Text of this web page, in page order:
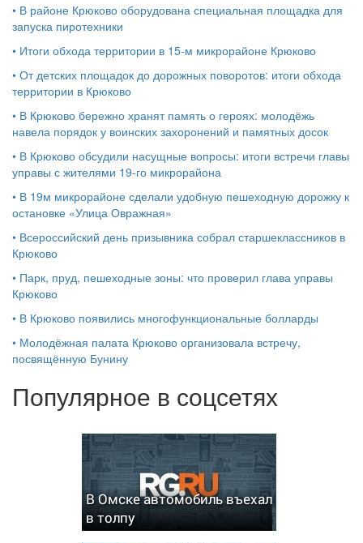
• В районе Крюково оборудована специальная площадка для
запуска пиротехники
• Итоги обхода территории в 15‑м микрорайоне Крюково
• От детских площадок до дорожных поворотов: итоги обхода
территории в Крюково
• В Крюково бережно хранят память о героях: молодёжь
навела порядок у воинских захоронений и памятных досок
• В Крюково обсудили насущные вопросы: итоги встречи главы
управы с жителями 19‑го микрорайона
• В 19м микрорайоне сделали удобную пешеходную дорожку к
остановке «Улица Овражная»
• Всероссийский день призывника собрал старшеклассников в
Крюково
• Парк, пруд, пешеходные зоны: что проверил глава управы
Крюково
• В Крюково появились многофункциональные болларды
• Молодёжная палата Крюково организовала встречу,
посвящённую Бунину
Популярное в соцсетях
В Омске автомобиль въехал
в толпу